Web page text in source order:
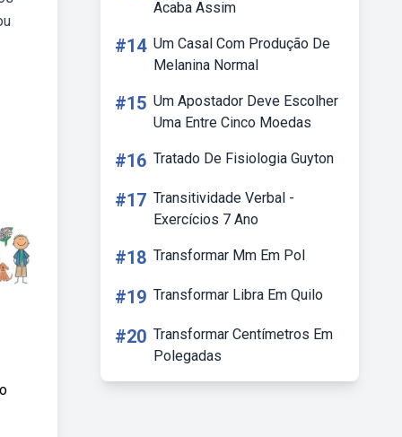
Acaba Assim
#14 Um Casal Com Produção De
Melanina Normal
#15 Um Apostador Deve Escolher
Uma Entre Cinco Moedas
#16 Tratado De Fisiologia Guyton
#17 Transitividade Verbal -
Exercícios 7 Ano
#18 Transformar Mm Em Pol
#19 Transformar Libra Em Quilo
#20 Transformar Centímetros Em
Polegadas